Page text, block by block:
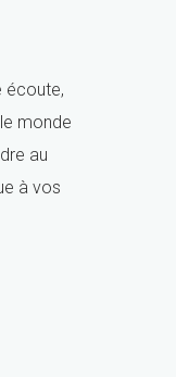
écoute,
monde
au
à vos